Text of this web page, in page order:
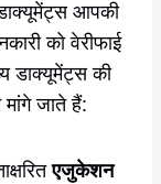
आपकी
को वेरीफाई
डाक्यूमेंट्स की
जाते हैं:
एजुकेशन